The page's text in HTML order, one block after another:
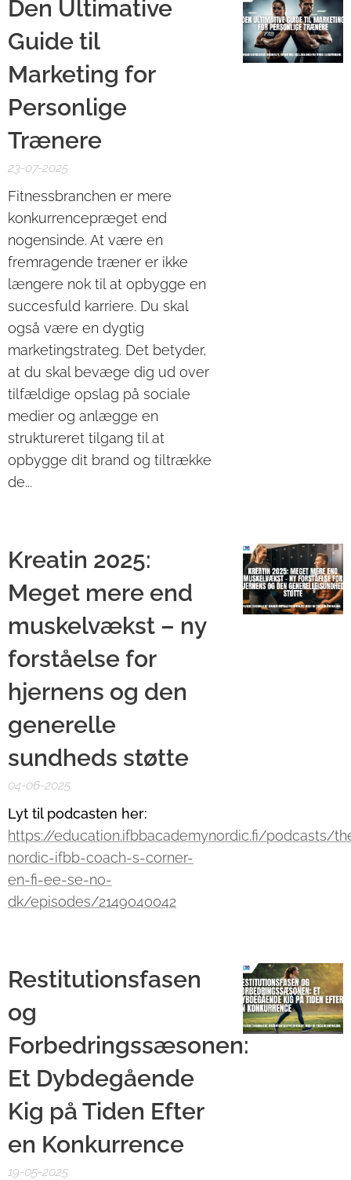
Den Ultimative
Guide til
Marketing for
Personlige
Trænere
23-07-2025
Fitnessbranchen er mere
konkurrencepræget end
nogensinde. At være en
fremragende træner er ikke
længere nok til at opbygge en
succesfuld karriere. Du skal
også være en dygtig
marketingstrateg. Det betyder,
at du skal bevæge dig ud over
tilfældige opslag på sociale
medier og anlægge en
struktureret tilgang til at
opbygge dit brand og tiltrække
de...
Kreatin 2025:
Meget mere end
muskelvækst – ny
forståelse for
hjernens og den
generelle
sundheds støtte
04-06-2025
Lyt til podcasten her:
https://education.ifbbacademynordic.fi/podcasts/
nordic-ifbb-coach-s-corner-
en-fi-ee-se-no-
dk/episodes/2149040042
Restitutionsfasen
og
Forbedringssæsonen:
Et Dybdegående
Kig på Tiden Efter
en Konkurrence
19-05-2025